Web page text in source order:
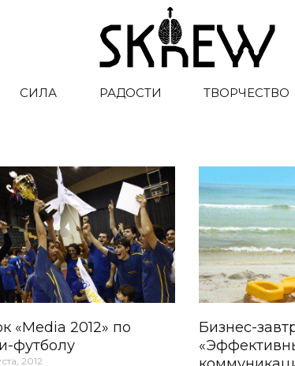
СИЛА РАДОСТИ ТВОРЧЕСТВО
«Media 2012» по
футболу
2012
Бизнес-